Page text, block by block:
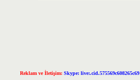
Reklam ve İletişim: Skype: live:.cid.575569c608265c69